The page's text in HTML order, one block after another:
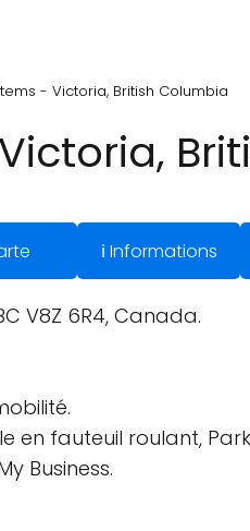
- Victoria, British Columbia
ℹ️ Informations
V8Z 6R4, Canada.
en fauteuil roulant,
Business.